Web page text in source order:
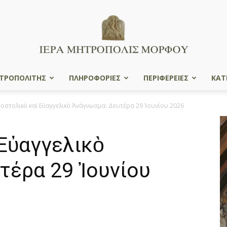
ΠΛΗΡΟΦΟΡΙΕΣ ΠΕΡΙΦΕΡΕΙΕΣ
καὶ Εὐαγγελικὸ Ἀνάγνωσμα: Δευτέρα 29 Ἰουνίου 2026
29 Ἰουνίου